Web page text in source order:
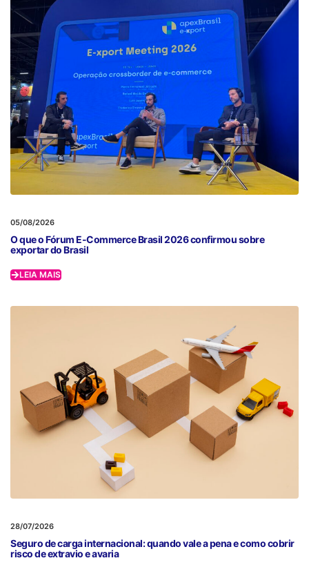
05/08/2026
O que o Fórum E-Commerce Brasil 2026 confirmou sobre
exportar do Brasil
LEIA MAIS
28/07/2026
Seguro de carga internacional: quando vale a pena e como cobrir
risco de extravio e avaria